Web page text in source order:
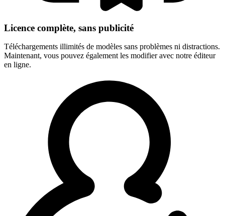
Licence complète, sans publicité
Téléchargements illimités de modèles sans problèmes ni distractions.
Maintenant, vous pouvez également les modifier avec notre éditeur
en ligne.